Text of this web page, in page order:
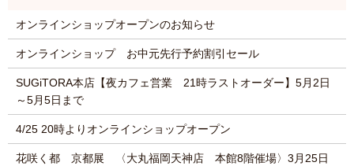
オンラインショップオープンのお知らせ
オンラインショップ お中元先行予約割引セール
SUGiTORA本店【夜カフェ営業 21時ラストオーダー】5月2日
～5月5日まで
4/25 20時よりオンラインショップオープン
花咲く都 京都展 〈大丸福岡天神店 本館8階催場〉3月25日